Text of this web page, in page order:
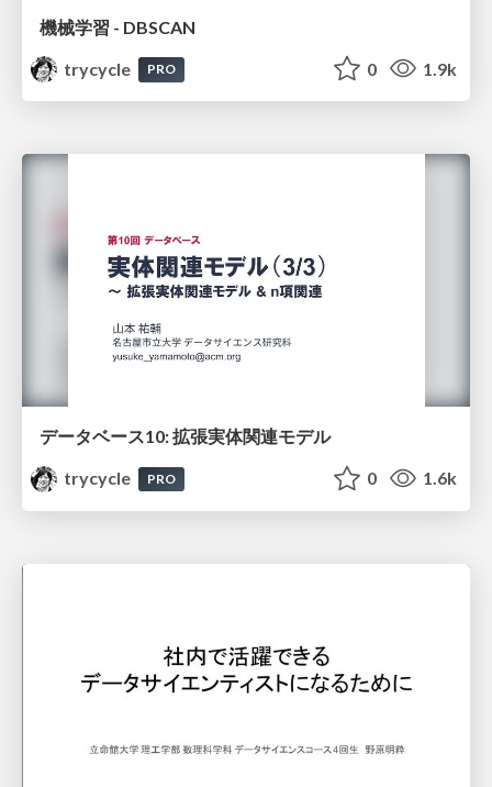
機械学習 - DBSCAN
trycycle
PRO 0 1.9k
データベース10: 拡張実体関連モデル
trycycle
PRO 0 1.6k